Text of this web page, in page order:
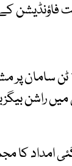
فاؤنڈیشن
راشن